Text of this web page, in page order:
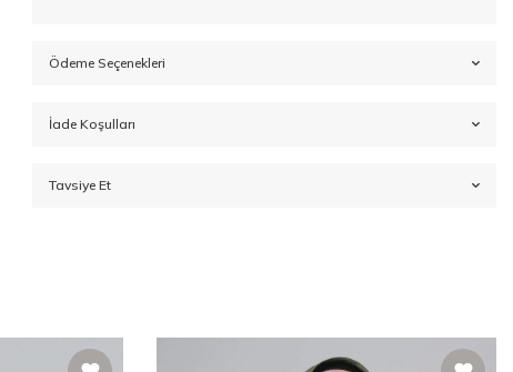
Ödeme Seçenekleri
İade Koşulları
Tavsiye Et